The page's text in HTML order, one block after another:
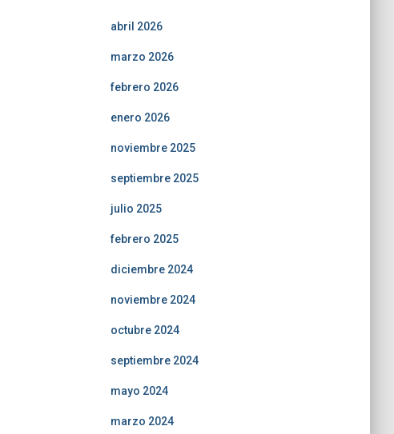
abril 2026
marzo 2026
febrero 2026
enero 2026
noviembre 2025
septiembre 2025
julio 2025
febrero 2025
diciembre 2024
noviembre 2024
octubre 2024
septiembre 2024
mayo 2024
marzo 2024